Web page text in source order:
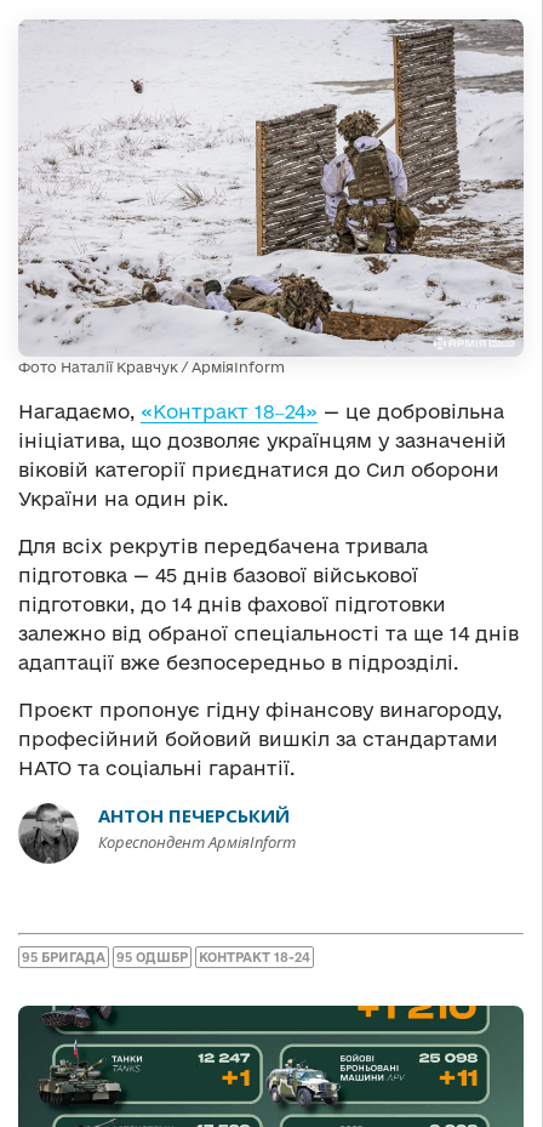
Фото Наталії Кравчук / АрміяInform
Нагадаємо, «Контракт 18‒24» — це добровільна
ініціатива, що дозволяє українцям у зазначеній
віковій категорії приєднатися до Сил оборони
України на один рік.
Для всіх рекрутів передбачена тривала
підготовка — 45 днів базової військової
підготовки, до 14 днів фахової підготовки
залежно від обраної спеціальності та ще 14 днів
адаптації вже безпосередньо в підрозділі.
Проєкт пропонує гідну фінансову винагороду,
професійний бойовий вишкіл за стандартами
НАТО та соціальні гарантії.
АНТОН ПЕЧЕРСЬКИЙ
Кореспондент АрміяInform
95 БРИГАДА 95 ОДШБР КОНТРАКТ 18-24